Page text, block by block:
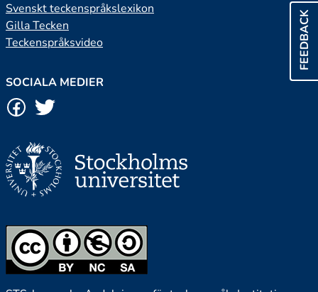
FEEDBACK
Svenskt teckenspråkslexikon
Gilla Tecken
Teckenspråksvideo
SOCIALA MEDIER